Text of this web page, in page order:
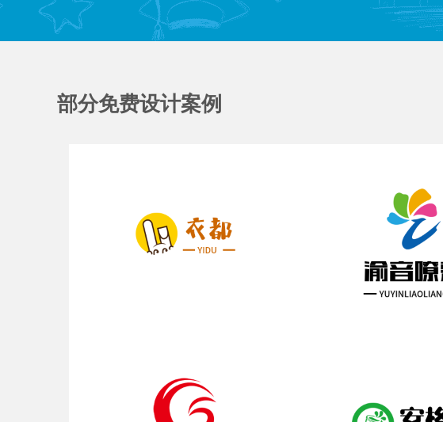
部分免费设计案例